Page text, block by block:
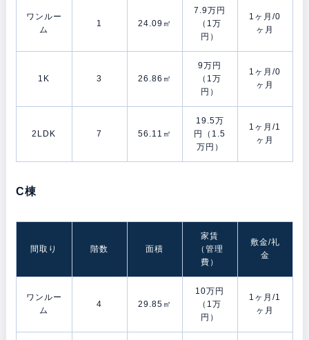
ワンルー
ム
1 24.09㎡
7.9万円
（1万
円）
1ヶ月/0
ヶ月
1K 3 26.86㎡
9万円
（1万
円）
1ヶ月/0
ヶ月
2LDK 7 56.11㎡
19.5万
円（1.5
万円）
1ヶ月/1
ヶ月
C棟
間取り 階数 面積
家賃
（管理
費）
敷金/礼
金
ワンルー
ム
4 29.85㎡
10万円
（1万
円）
1ヶ月/1
ヶ月